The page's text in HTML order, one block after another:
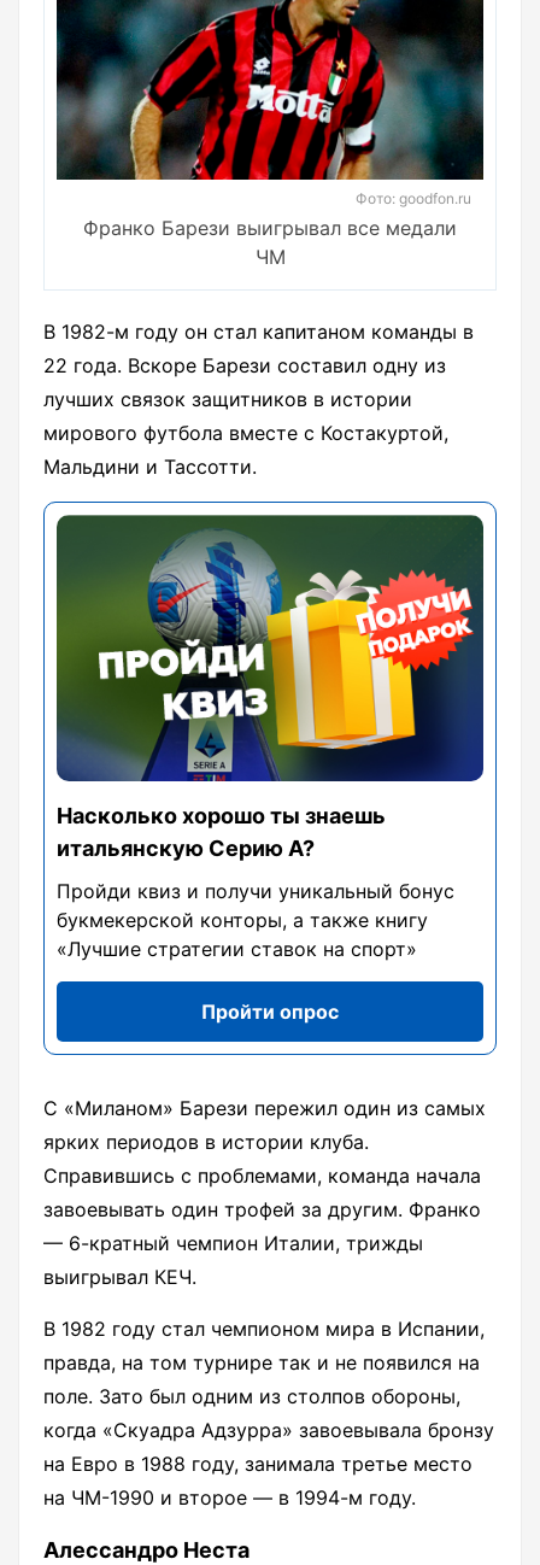
Фото: goodfon.ru
Франко Барези выигрывал все медали
ЧМ
В 1982-м году он стал капитаном команды в
22 года. Вскоре Барези составил одну из
лучших связок защитников в истории
мирового футбола вместе с Костакуртой,
Мальдини и Тассотти.
Насколько хорошо ты знаешь
итальянскую Серию А?
Пройди квиз и получи уникальный бонус
букмекерской конторы, а также книгу
«Лучшие стратегии ставок на спорт»
Пройти опрос
С «Миланом» Барези пережил один из самых
ярких периодов в истории клуба.
Справившись с проблемами, команда начала
завоевывать один трофей за другим. Франко
— 6-кратный чемпион Италии, трижды
выигрывал КЕЧ.
В 1982 году стал чемпионом мира в Испании,
правда, на том турнире так и не появился на
поле. Зато был одним из столпов обороны,
когда «Скуадра Адзурра» завоевывала бронзу
на Евро в 1988 году, занимала третье место
на ЧМ-1990 и второе — в 1994-м году.
Алессандро Неста